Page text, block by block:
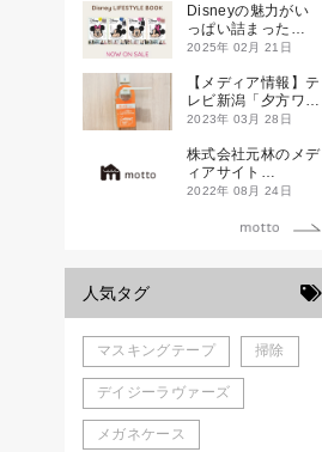
ス）」誕生。
Disneyの魅力がい
っぱい詰まった
『Disney
』が2月21日(金)に
新発売！
2025年 02月 21日
【メディア情報】テ
レビ新潟「夕方ワイ
ド新潟一番」
2023年 03月 28日
株式会社元林のメデ
ィアサイト
「motto」がローン
2022年 08月 24日
人気タグ
マスキングテープ 掃除
デイジーラヴァーズ
メガネケース